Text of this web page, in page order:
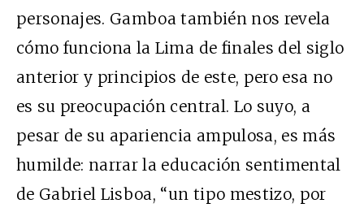
personajes. Gamboa también nos revela
cómo funciona la Lima de finales del siglo
anterior y principios de este, pero esa no
es su preocupación central. Lo suyo, a
pesar de su apariencia ampulosa, es más
humilde: narrar la educación sentimental
de Gabriel Lisboa, “un tipo mestizo, por